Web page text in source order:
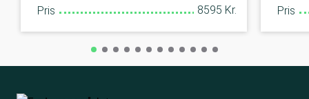
Pris 8595 Kr. Pris